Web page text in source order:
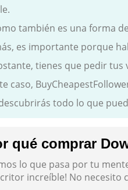
también es una forma
es importante porque
tienes que pedir tus
caso,
todo lo que
qué comprar
lo que pasa por tu
increíble! No necesito